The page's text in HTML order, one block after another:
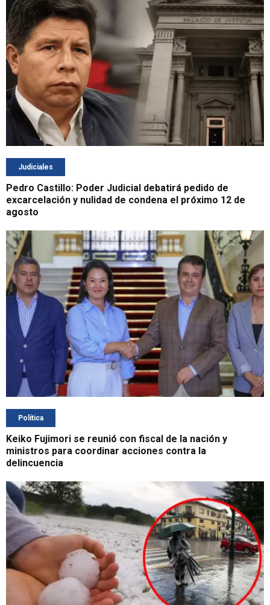
Judiciales
Pedro Castillo: Poder Judicial debatirá pedido de
excarcelación y nulidad de condena el próximo 12 de
agosto
Política
Keiko Fujimori se reunió con fiscal de la nación y
ministros para coordinar acciones contra la
delincuencia